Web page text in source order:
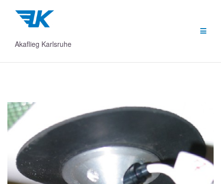
Inhalt
springen
Akaflieg Karlsruhe